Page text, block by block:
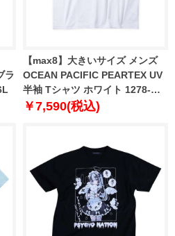
ラ
【max8】大きいサイズ メンズ
OCEAN PACIFIC PEARTEX UV
半袖 Tシャツ ホワイト 1278-
5282-1 3L 4L 5L 6L 8L
￥7,590(税込)